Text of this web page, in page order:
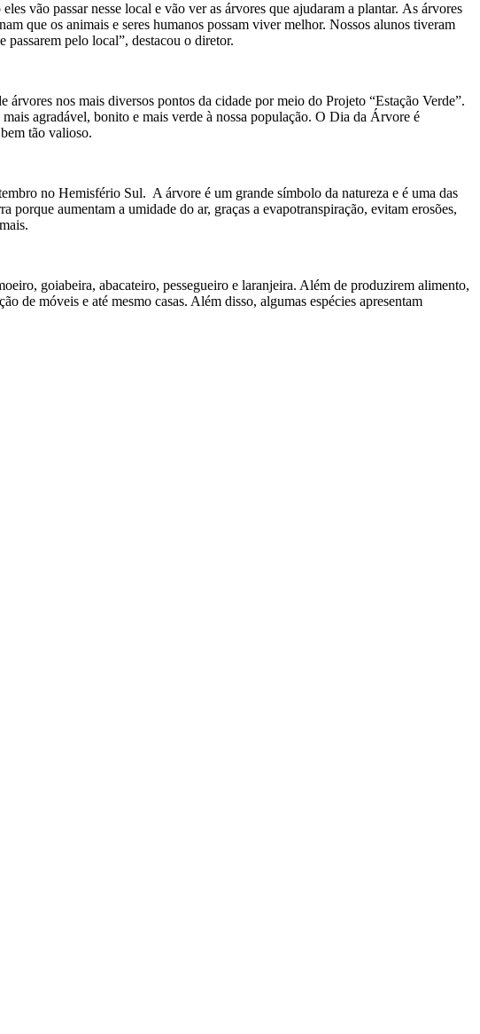
vão passar nesse local e vão ver as árvores que ajudaram a plantar. As árvores
que os animais e seres humanos possam viver melhor. Nossos alunos tiveram
pelo local”, destacou o diretor.
nos mais diversos pontos da cidade por meio do Projeto “Estação Verde”.
agradável, bonito e mais verde à nossa população. O Dia da Árvore é
tão valioso.
no Hemisfério Sul. A árvore é um grande símbolo da natureza e é uma das
porque aumentam a umidade do ar, graças a evapotranspiração, evitam erosões,
goiabeira, abacateiro, pessegueiro e laranjeira. Além de produzirem alimento,
de móveis e até mesmo casas. Além disso, algumas espécies apresentam